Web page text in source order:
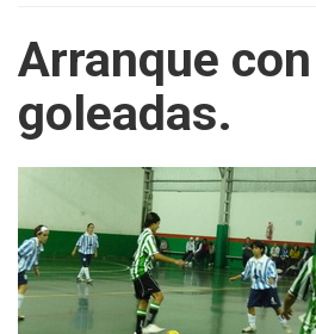
Arranque con
goleadas.